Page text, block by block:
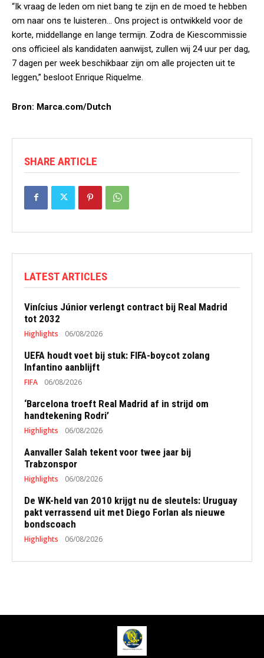
“Ik vraag de leden om niet bang te zijn en de moed te hebben
om naar ons te luisteren… Ons project is ontwikkeld voor de
korte, middellange en lange termijn. Zodra de Kiescommissie
ons officieel als kandidaten aanwijst, zullen wij 24 uur per dag,
7 dagen per week beschikbaar zijn om alle projecten uit te
leggen,” besloot Enrique Riquelme.
Bron: Marca.com/Dutch
SHARE ARTICLE
LATEST ARTICLES
Vinícius Júnior verlengt contract bij Real Madrid
tot 2032
Highlights 06/08/2026
UEFA houdt voet bij stuk: FIFA-boycot zolang
Infantino aanblijft
FIFA 06/08/2026
‘Barcelona troeft Real Madrid af in strijd om
handtekening Rodri’
Highlights 06/08/2026
Aanvaller Salah tekent voor twee jaar bij
Trabzonspor
Highlights 06/08/2026
De WK-held van 2010 krijgt nu de sleutels: Uruguay
pakt verrassend uit met Diego Forlan als nieuwe
bondscoach
Highlights 06/08/2026